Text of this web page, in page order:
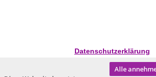
Datenschutzerklärung
Alle